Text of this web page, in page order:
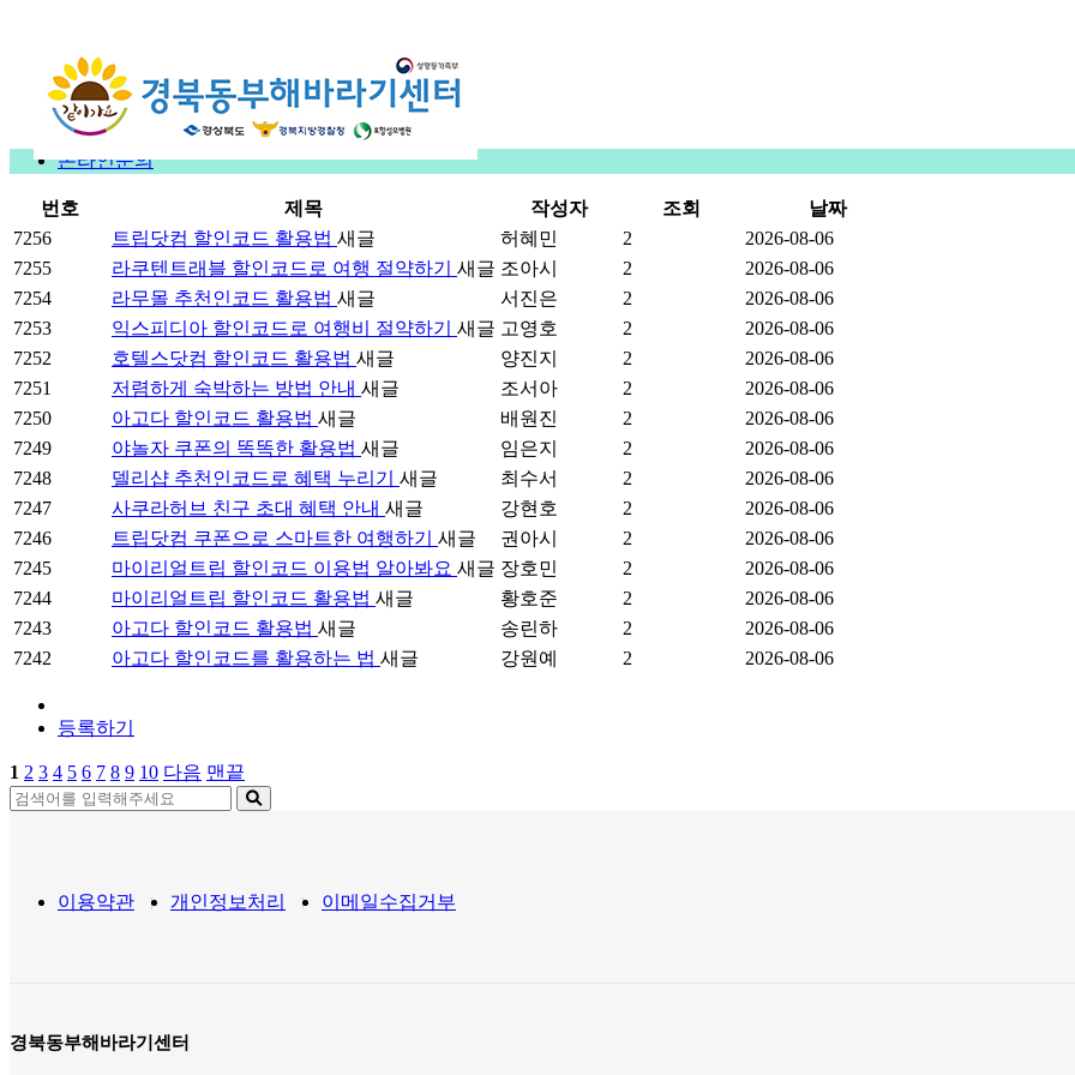
온라인문의
번호 제목 작성자 조회
날짜
7256
트립닷컴 할인코드 활용법 새글 허혜민 2
2026-08-06
7255
라쿠텐트래블 할인코드로 여행 절약하기 새글 조아시 2
2026-08-06
7254
라무몰 추천인코드 활용법 새글 서진은 2
2026-08-06
7253
익스피디아 할인코드로 여행비 절약하기 새글 고영호 2
2026-08-06
7252
호텔스닷컴 할인코드 활용법 새글 양진지 2
2026-08-06
7251
저렴하게 숙박하는 방법 안내 새글 조서아 2
2026-08-06
7250
아고다 할인코드 활용법 새글 배원진 2
2026-08-06
7249
야놀자 쿠폰의 똑똑한 활용법 새글 임은지 2
2026-08-06
7248
델리샵 추천인코드로 혜택 누리기 새글 최수서 2
2026-08-06
7247
사쿠라허브 친구 초대 혜택 안내 새글 강현호 2
2026-08-06
7246
트립닷컴 쿠폰으로 스마트한 여행하기 새글 권아시 2
2026-08-06
7245
마이리얼트립 할인코드 이용법 알아봐요 새글 장호민 2
2026-08-06
7244
마이리얼트립 할인코드 활용법 새글 황호준 2
2026-08-06
7243
아고다 할인코드 활용법 새글 송린하 2
2026-08-06
7242
아고다 할인코드를 활용하는 법 새글 강원예 2 2026-08-06
등록하기
1 2 3 4 5 6 7 8 9 10 다음 맨끝
이용약관 개인정보처리 이메일수집거부
경북동부해바라기센터